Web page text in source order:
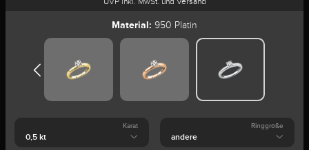
Material: 950 Platin
Karat Ringgröße